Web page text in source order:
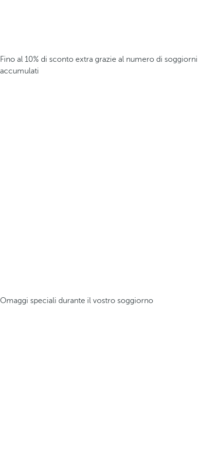
Fino al 10% di sconto extra grazie al numero di soggiorni
accumulati
Omaggi speciali durante il vostro soggiorno